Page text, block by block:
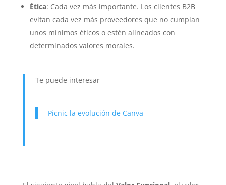
Ética: Cada vez más importante. Los clientes B2B
evitan cada vez más proveedores que no cumplan
unos mínimos éticos o estén alineados con
determinados valores morales.
Te puede interesar
Picnic la evolución de Canva